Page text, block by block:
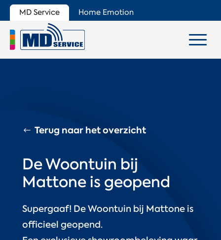
MD Service Home Emotion
Terug naar het overzicht
De Woontuin bij
Mattone is geopend
Supergaaf! De Woontuin bij Mattone is
officieel geopend.